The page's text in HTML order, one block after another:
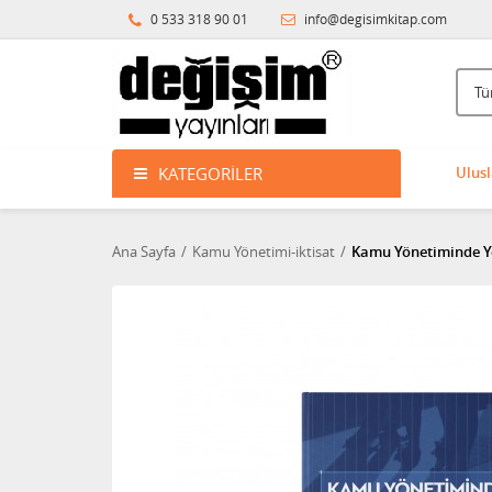
0 533 318 90 01 info@degisimkitap.com
KATEGORILER
Ana Sayfa Kamu Yönetimi-iktisat Kamu Yönetiminde